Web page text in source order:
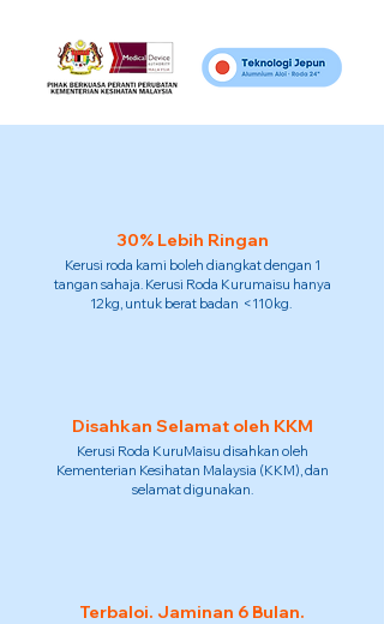
30% Lebih Ringan
Kerusi roda kami boleh diangkat dengan 1
tangan sahaja. Kerusi Roda Kurumaisu hanya
12kg, untuk berat badan <110kg.
Disahkan Selamat oleh KKM
Kerusi Roda KuruMaisu disahkan oleh
Kementerian Kesihatan Malaysia (KKM), dan
selamat digunakan.
Terbaloi. Jaminan 6 Bulan.